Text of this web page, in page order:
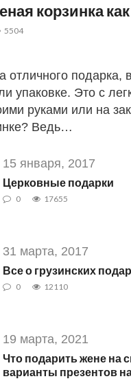
корзинка
5504
подарка,
упаковке. Это с
руками или на
Ведь…
15 января, 2017
Церковные подарки
0 17655
31 марта, 2017
Все о грузинских
0 12110
19 марта, 2021
Что подарить жене на
варианты презентов